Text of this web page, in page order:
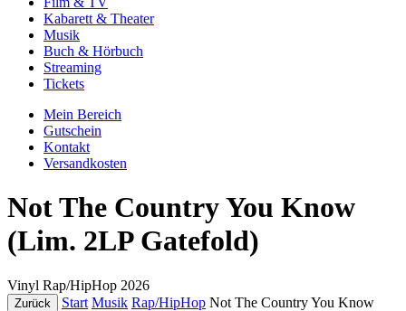
Kabarett & Theater
Musik
Buch & Hörbuch
Streaming
Tickets
Mein Bereich
Gutschein
Kontakt
Versandkosten
Not The Country You Know
(Lim. 2LP Gatefold)
Vinyl Rap/HipHop 2026
Zurück Start Musik Rap/HipHop Not The Country You Know